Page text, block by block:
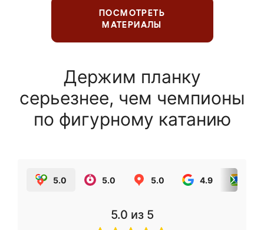
ПОСМОТРЕТЬ
МАТЕРИАЛЫ
Держим планку
серьезнее, чем чемпионы
по фигурному катанию
5.0 5.0 5.0 4.9
5.0 из 5